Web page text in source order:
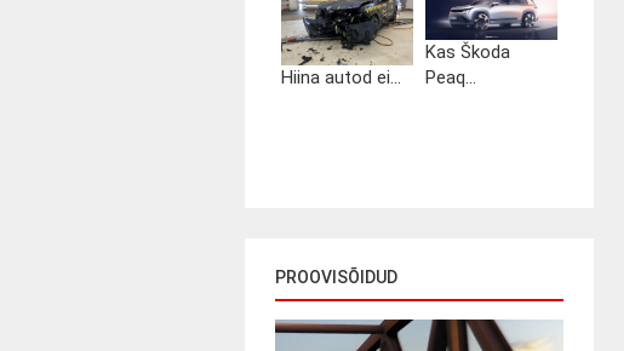
Hiina autod ei...
Kas Škoda
Peaq...
PROOVISÕIDUD